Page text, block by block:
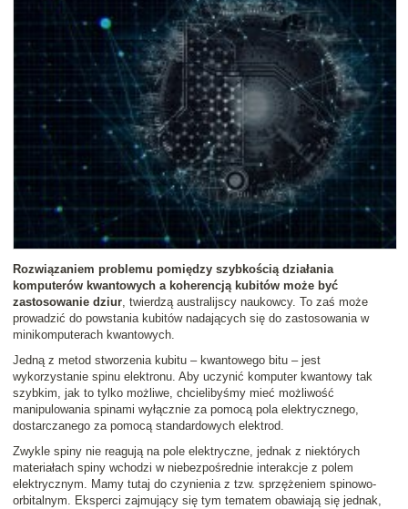
Rozwiązaniem problemu pomiędzy szybkością działania
komputerów kwantowych a koherencją kubitów może być
zastosowanie dziur, twierdzą australijscy naukowcy. To zaś może
prowadzić do powstania kubitów nadających się do zastosowania w
minikomputerach kwantowych.
Jedną z metod stworzenia kubitu – kwantowego bitu – jest
wykorzystanie spinu elektronu. Aby uczynić komputer kwantowy tak
szybkim, jak to tylko możliwe, chcielibyśmy mieć możliwość
manipulowania spinami wyłącznie za pomocą pola elektrycznego,
dostarczanego za pomocą standardowych elektrod.
Zwykle spiny nie reagują na pole elektryczne, jednak z niektórych
materiałach spiny wchodzi w niebezpośrednie interakcje z polem
elektrycznym. Mamy tutaj do czynienia z tzw. sprzężeniem spinowo-
orbitalnym. Eksperci zajmujący się tym tematem obawiają się jednak,